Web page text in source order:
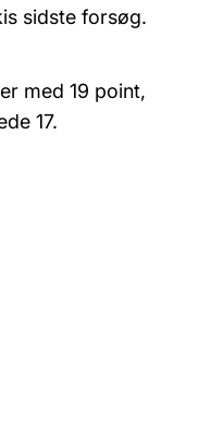
sidste forsøg.
med 19 point,
17.